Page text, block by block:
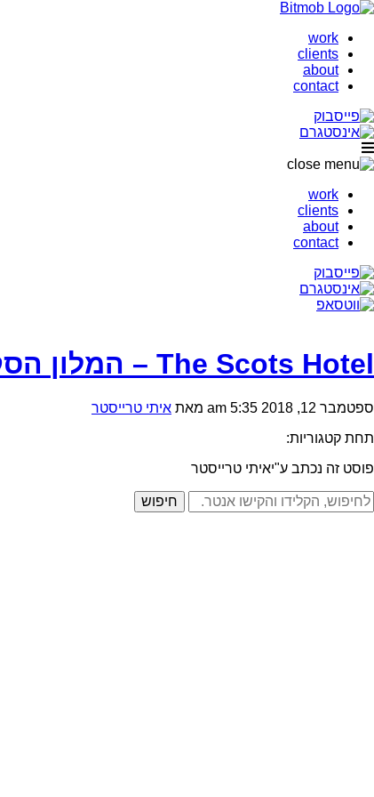
work
clients
about
contact
work
clients
about
contact
The Scots Hotel – המלון הסקוטי
ספטמבר 12, 2018 5:35 am מאת איתי טרייסטר
תחת קטגוריות:
פוסט זה נכתב ע"יאיתי טרייסטר
חיפוש